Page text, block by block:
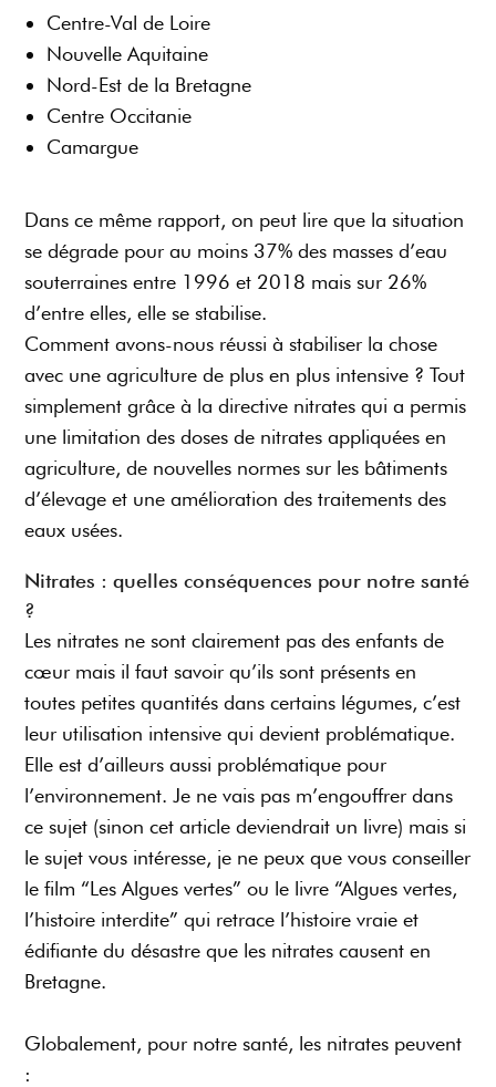
Centre-Val de Loire
Nouvelle Aquitaine
Nord-Est de la Bretagne
Centre Occitanie
Camargue
Dans ce même rapport, on peut lire que la situation
se dégrade pour au moins 37% des masses d’eau
souterraines entre 1996 et 2018 mais sur 26%
d’entre elles, elle se stabilise.
Comment avons-nous réussi à stabiliser la chose
avec une agriculture de plus en plus intensive ? Tout
simplement grâce à la directive nitrates qui a permis
une limitation des doses de nitrates appliquées en
agriculture, de nouvelles normes sur les bâtiments
d’élevage et une amélioration des traitements des
eaux usées.
Nitrates : quelles conséquences pour notre santé
?
Les nitrates ne sont clairement pas des enfants de
cœur mais il faut savoir qu’ils sont présents en
toutes petites quantités dans certains légumes, c’est
leur utilisation intensive qui devient problématique.
Elle est d’ailleurs aussi problématique pour
l’environnement. Je ne vais pas m’engouffrer dans
ce sujet (sinon cet article deviendrait un livre) mais si
le sujet vous intéresse, je ne peux que vous conseiller
le film “Les Algues vertes” ou le livre “Algues vertes,
l’histoire interdite” qui retrace l’histoire vraie et
édifiante du désastre que les nitrates causent en
Bretagne.
Globalement, pour notre santé, les nitrates peuvent
: